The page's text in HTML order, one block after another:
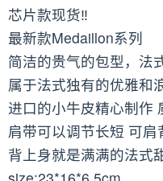
芯片款现货‼️
最新款Medaillon系列
简洁的贵气的包型，法
属于法式独有的优雅和
进口的小牛皮精心制作
肩带可以调节长短 可肩
背上身就是满满的法式